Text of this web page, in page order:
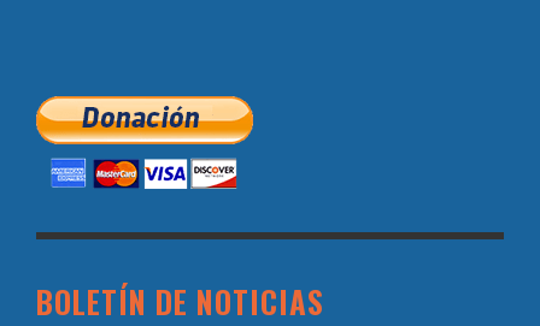
BOLETÍN DE NOTICIAS